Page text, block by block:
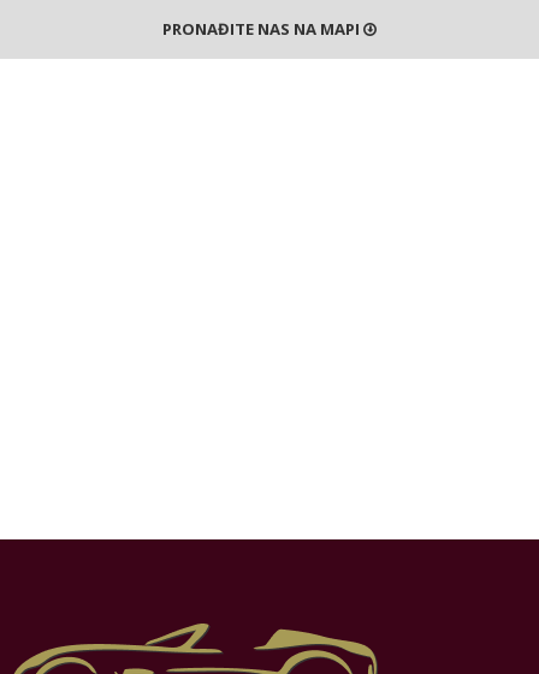
PRONAĐITE NAS NA MAPI